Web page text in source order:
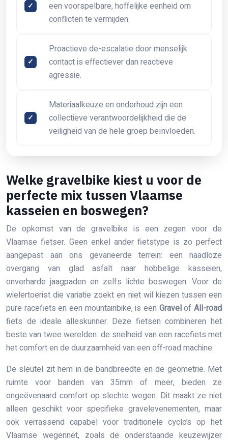
een voorspelbare, hoffelijke eenheid om
conflicten te vermijden.
Proactieve de-escalatie door menselijk
contact is effectiever dan reactieve
agressie.
Materiaalkeuze en onderhoud zijn een
collectieve verantwoordelijkheid die de
veiligheid van de hele groep beïnvloeden.
Welke gravelbike kiest u voor de
perfecte mix tussen Vlaamse
kasseien en boswegen?
De opkomst van de gravelbike is een zegen voor de
Vlaamse fietser. Geen enkel ander fietstype is zo perfect
aangepast aan ons gevarieerde terrein: een naadloze
overgang van glad asfalt naar hobbelige kasseien,
onverharde jaagpaden en zelfs lichte boswegen. Voor de
wielertoerist die variatie zoekt en niet wil kiezen tussen een
pure racefiets en een mountainbike, is een GravelofAll-road
fiets de ideale alleskunner. Deze fietsen combineren het
beste van twee werelden: de snelheid van een racefiets met
het comfort en de duurzaamheid van een off-road machine.
De sleutel zit hem in de bandbreedte en de geometrie. Met
ruimte voor banden van 35mm of meer, bieden ze
ongeëvenaard comfort op slechte wegen. Dit maakt ze niet
alleen geschikt voor specifieke gravelevenementen, maar
ook verrassend capabel voor traditionele cyclo’s op het
Vlaamse wegennet, zoals de onderstaande keuzewijzer